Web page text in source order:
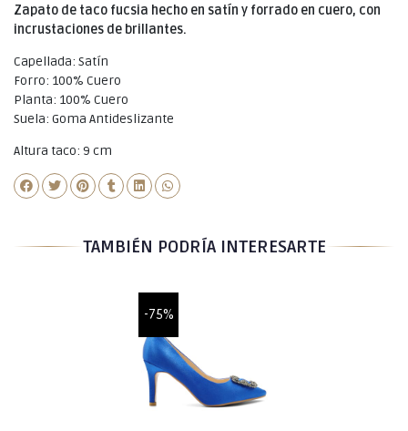
Zapato de taco fucsia hecho en satín y forrado en cuero, con
incrustaciones de brillantes.
Capellada: Satín
Forro: 100% Cuero
Planta: 100% Cuero
Suela: Goma Antideslizante
Altura taco: 9 cm
TAMBIÉN PODRÍA INTERESARTE
-75%